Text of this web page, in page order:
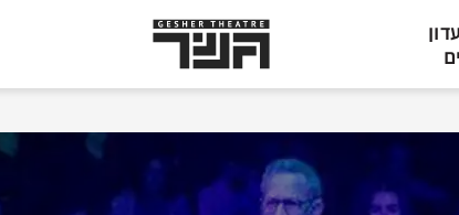
תיאטרון
גשר,
הצגות
בתל